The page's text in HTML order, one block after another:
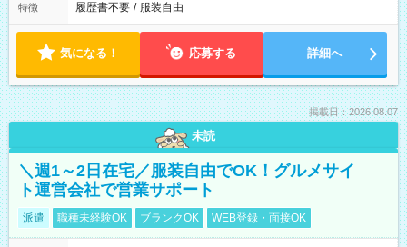
特徴 履歴書不要 / 服装自由
気になる！ 応募する 詳細へ
掲載日：2026.08.07
未読
＼週1～2日在宅／服装自由でOK！グルメサイ
ト運営会社で営業サポート
派遣 職種未経験OK ブランクOK WEB登録・面接OK